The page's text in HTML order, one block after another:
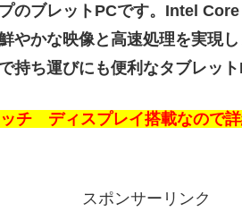
のブレットPCです。Intel
やかな映像と高速処理を実現
持ち運びにも便利なタブレット
チ ディスプレイ搭載なので
スポンサーリンク